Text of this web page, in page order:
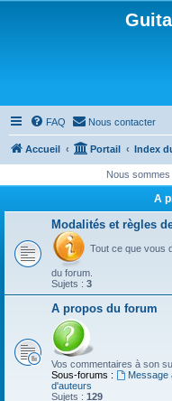
FAQ Nous contacter
Accueil Portail Index
Nous
A
Modalités et règles
Tout ce que vous
du forum.
Sujets : 3
A propos du forum
Vos commentaires à son
Sous-forums :
Message
d'auteurs
Sujets : 129